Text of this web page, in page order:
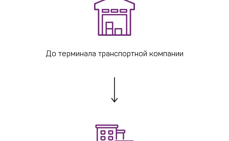
До терминала транспортной компании